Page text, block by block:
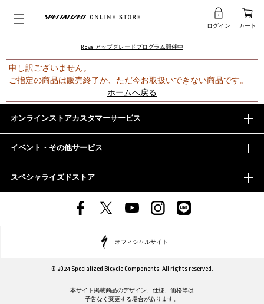
ログイン カート
Rovalアップグレードプログラム開催中
申し訳ございません。
ご指定の商品は販売終了か、ただ今お取扱いできない商品です。
ホームへ戻る
オンラインストアカスタマーサービス
イベント・その他サービス
スペシャライズドストア
オフィシャルサイト
© 2024 Specialized Bicycle Components. All rights reserved.
本サイト掲載商品のデザイン、仕様、価格等は
予告なく変更する場合があります。